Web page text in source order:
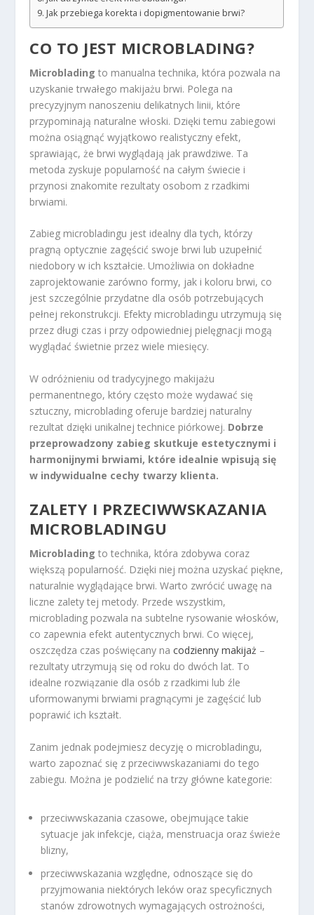
Jak przebiega korekta i dopigmentowanie brwi?
CO TO JEST MICROBLADING?
Microblading to manualna technika, która pozwala na
uzyskanie trwałego makijażu brwi. Polega na
precyzyjnym nanoszeniu delikatnych linii, które
przypominają naturalne włoski. Dzięki temu zabiegowi
można osiągnąć wyjątkowo realistyczny efekt,
sprawiając, że brwi wyglądają jak prawdziwe. Ta
metoda zyskuje popularność na całym świecie i
przynosi znakomite rezultaty osobom z rzadkimi
brwiami.
Zabieg microbladingu jest idealny dla tych, którzy
pragną optycznie zagęścić swoje brwi lub uzupełnić
niedobory w ich kształcie. Umożliwia on dokładne
zaprojektowanie zarówno formy, jak i koloru brwi, co
jest szczególnie przydatne dla osób potrzebujących
pełnej rekonstrukcji. Efekty microbladingu utrzymują się
przez długi czas i przy odpowiedniej pielęgnacji mogą
wyglądać świetnie przez wiele miesięcy.
W odróżnieniu od tradycyjnego makijażu
permanentnego, który często może wydawać się
sztuczny, microblading oferuje bardziej naturalny
rezultat dzięki unikalnej technice piórkowej. Dobrze
przeprowadzony zabieg skutkuje estetycznymi i
harmonijnymi brwiami, które idealnie wpisują się
w indywidualne cechy twarzy klienta.
ZALETY I PRZECIWWSKAZANIA
MICROBLADINGU
Microblading to technika, która zdobywa coraz
większą popularność. Dzięki niej można uzyskać piękne,
naturalnie wyglądające brwi. Warto zwrócić uwagę na
liczne zalety tej metody. Przede wszystkim,
microblading pozwala na subtelne rysowanie włosków,
co zapewnia efekt autentycznych brwi. Co więcej,
oszczędza czas poświęcany nacodzienny makijaż –
rezultaty utrzymują się od roku do dwóch lat. To
idealne rozwiązanie dla osób z rzadkimi lub źle
uformowanymi brwiami pragnącymi je zagęścić lub
poprawić ich kształt.
Zanim jednak podejmiesz decyzję o microbladingu,
warto zapoznać się z przeciwwskazaniami do tego
zabiegu. Można je podzielić na trzy główne kategorie:
przeciwwskazania czasowe, obejmujące takie
sytuacje jak infekcje, ciąża, menstruacja oraz świeże
blizny,
przeciwwskazania względne, odnoszące się do
przyjmowania niektórych leków oraz specyficznych
stanów zdrowotnych wymagających ostrożności,